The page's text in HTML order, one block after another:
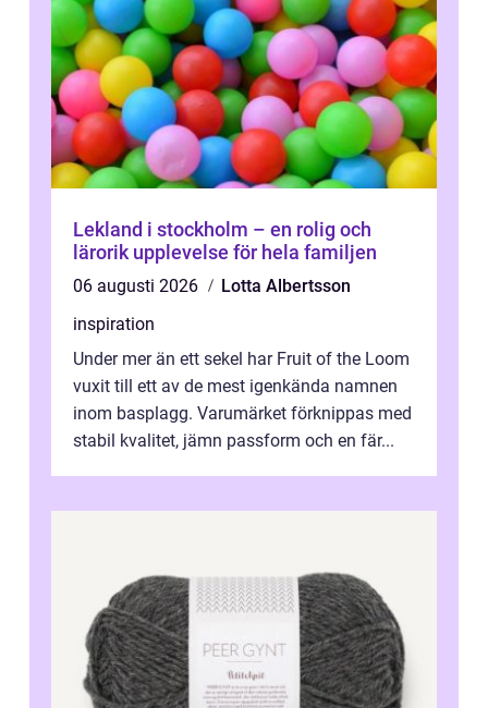
Lekland i stockholm – en rolig och
lärorik upplevelse för hela familjen
06 augusti 2026
Lotta Albertsson
inspiration
Under mer än ett sekel har Fruit of the Loom
vuxit till ett av de mest igenkända namnen
inom basplagg. Varumärket förknippas med
stabil kvalitet, jämn passform och en fär...